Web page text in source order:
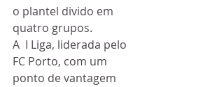
o plantel divido em
quatro grupos.
A  I Liga, liderada pelo
FC Porto, com um
ponto de vantagem